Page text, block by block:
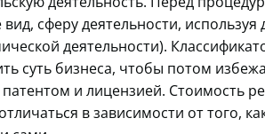
сферу деятельности, используя
деятельности).
суть бизнеса, чтобы потом
патентом и лицензией. Стоимость
в зависимости от того,